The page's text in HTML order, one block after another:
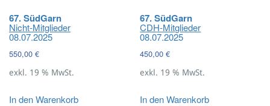
67. SüdGarn
Nicht-Mitglieder
08.07.2025
550,00 €
exkl. 19 % MwSt.
In den Warenkorb
67. SüdGarn
CDH-Mitglieder
08.07.2025
450,00€
exkl. 19 % MwSt.
In den Warenkorb